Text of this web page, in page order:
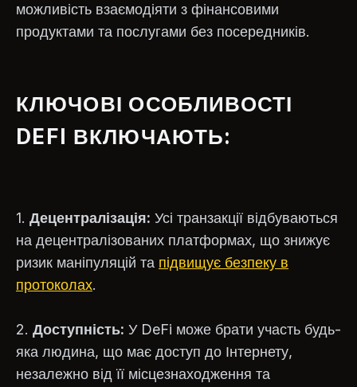
можливість взаємодіяти з фінансовими
продуктами та послугами без посередників.
КЛЮЧОВІ ОСОБЛИВОСТІ
DEFI ВКЛЮЧАЮТЬ:
1. Децентралізація: Усі транзакції відбуваються
на децентралізованих платформах, що знижує
ризик маніпуляцій та підвищує безпеку в
протоколах.
2. Доступність: У DeFi може брати участь будь-
яка людина, що має доступ до Інтернету,
незалежно від її місцезнаходження та